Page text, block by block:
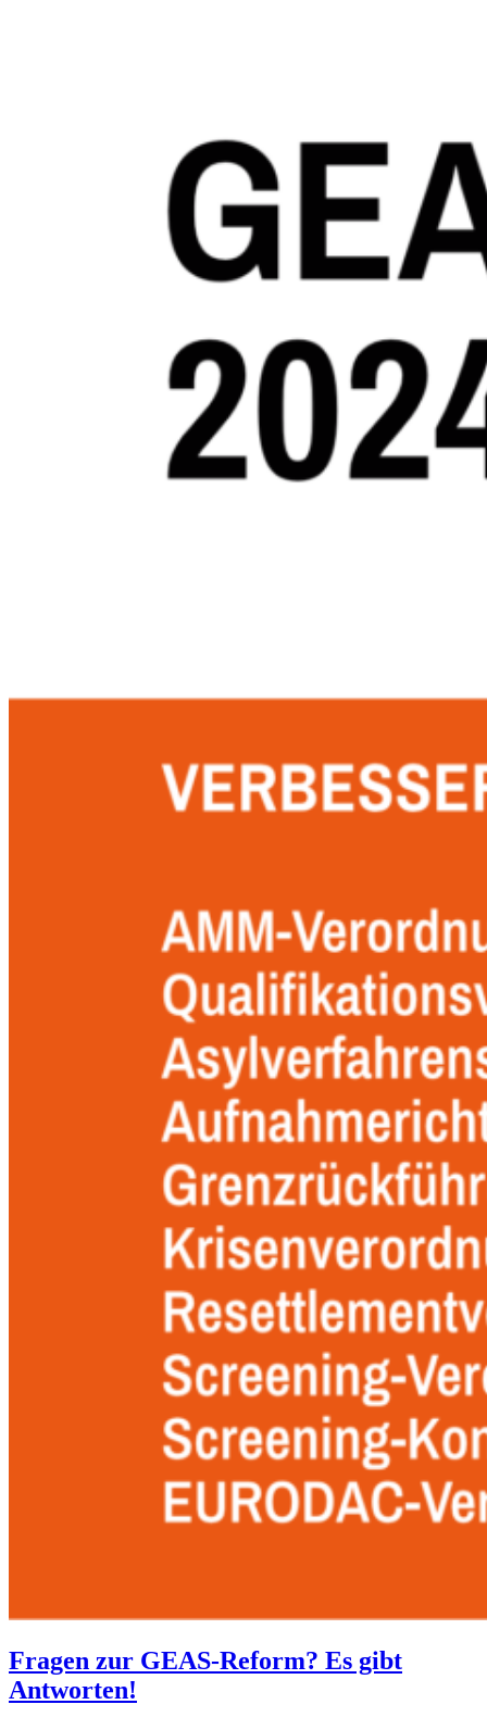
Fragen zur GEAS-Reform? Es gibt
Antworten!